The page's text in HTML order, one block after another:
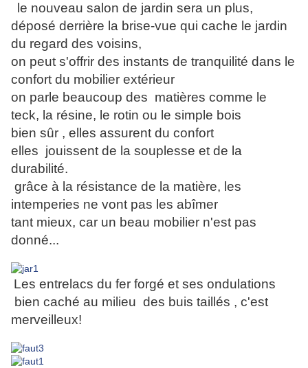
le nouveau salon de jardin sera un plus,
déposé derrière la brise-vue qui cache le jardin
du regard des voisins,
on peut s'offrir des instants de tranquilité dans le
confort du mobilier extérieur
on parle beaucoup des matières comme le
teck, la résine, le rotin ou le simple bois
bien sûr , elles assurent du confort
elles jouissent de la souplesse et de la
durabilité.
grâce à la résistance de la matière, les
intemperies ne vont pas les abîmer
tant mieux, car un beau mobilier n'est pas
donné...
Les entrelacs du fer forgé et ses ondulations
bien caché au milieu des buis taillés , c'est
merveilleux!